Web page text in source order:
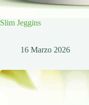
Slim Jeggins
16 Marzo 2026